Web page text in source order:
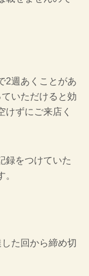
2週あくことがあ
いただけると効
けずにご来店く
録をつけていた
た回から締め切